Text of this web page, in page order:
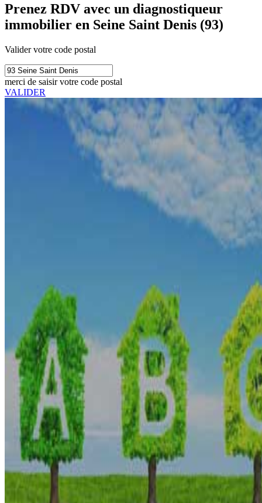
Prenez RDV avec un diagnostiqueur
immobilier en Seine Saint Denis (93)
Valider votre code postal
merci de saisir votre code postal
VALIDER